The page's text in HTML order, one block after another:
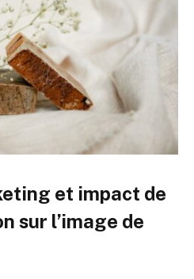
et impact de
sur l’image de